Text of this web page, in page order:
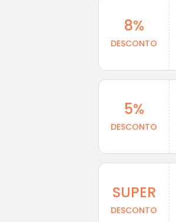
8%
DESCONTO
5%
DESCONTO
SUPER
DESCONTO